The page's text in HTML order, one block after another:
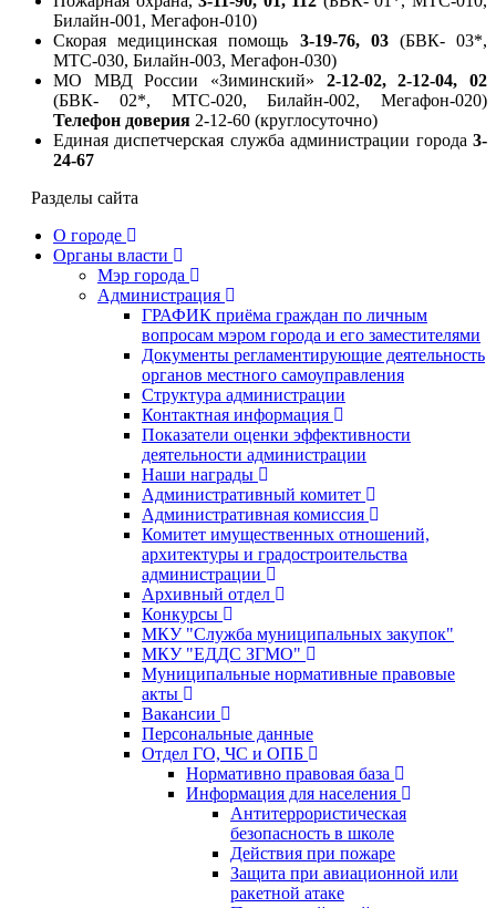
Билайн-001, Мегафон-010)
Скорая медицинская помощь 3-19-76, 03(БВК- 03*,
МТС-030, Билайн-003, Мегафон-030)
МО МВД России «Зиминский» 2-12-02, 2-12-04, 02
(БВК- 02*, МТС-020, Билайн-002, Мегафон-020)
Телефон доверия 2-12-60 (круглосуточно)
Единая диспетчерская служба администрации города 3-
24-67
Разделы сайта
О городе
Органы власти
Мэр города
Администрация
ГРАФИК приёма граждан по личным
вопросам мэром города и его заместителями
Документы регламентирующие деятельность
органов местного самоуправления
Структура администрации
Контактная информация
Показатели оценки эффективности
деятельности администрации
Наши награды
Административный комитет
Административная комиссия
Комитет имущественных отношений,
архитектуры и градостроительства
администрации
Архивный отдел
Конкурсы
МКУ "Служба муниципальных закупок"
МКУ "ЕДДС ЗГМО"
Муниципальные нормативные правовые
акты
Вакансии
Персональные данные
Отдел ГО, ЧС и ОПБ
Нормативно правовая база
Информация для населения
Антитеррористическая
безопасность в школе
Действия при пожаре
Защита при авиационной или
ракетной атаке